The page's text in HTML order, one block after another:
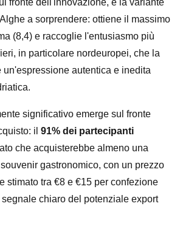
fronte dell'innovazione, è la variante
a sorprendere: ottiene il massimo
(8,4) e raccoglie l'entusiasmo più
in particolare nordeuropei, che la
un'espressione autentica e inedita
significativo emerge sul fronte
il 91% dei partecipanti
che acquisterebbe almeno una
gastronomico, con un prezzo
stimato tra €8 e €15 per confezione
chiaro del potenziale export